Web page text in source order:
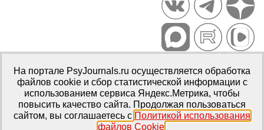
Портал психологических изданий PsyJournals.ru, 2007–2026
Правила использования материалов
Свидетельство регистрации СМИЭл № ФС77-66447 от 14 июля
2016 г.
Издатель: ФГБОУ ВО МГППУ
На портале PsyJournals.ru осуществляется обработка
файлов cookie и сбор статистической информации с
использованием сервиса Яндекс.Метрика, чтобы
повысить качество сайта. Продолжая пользоваться
сайтом, вы соглашаетесь с Политикой использования
файлов Cookie.